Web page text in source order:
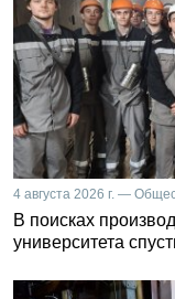
4 августа 2026 г. —
В поисках
университета